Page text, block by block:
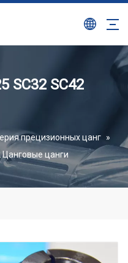
SC32 SC42
прецизионных цанг »
Цанговые цанги